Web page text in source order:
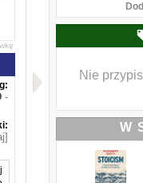
-
Nie
W